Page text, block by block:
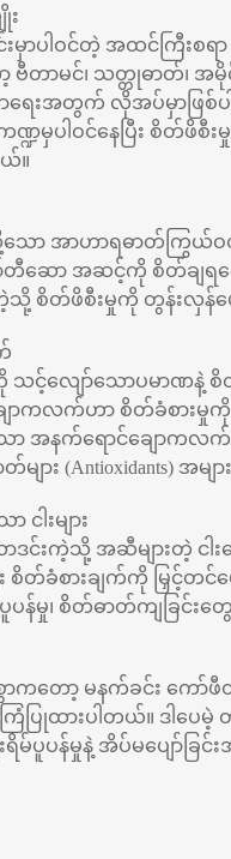
း
၎င်းမှာပါဝင်တဲ့ အထင်ကြီ
ဗီတာမင်၊ သတ္တုဓာတ်၊ အမို
ာ‌ရေးအတွက် လိုအပ်မှာဖြစ်ပ
ဏ္ဍမှပါဝင်နေပြီး စိတ်ဖိ
ယ်။
ော အာဟာရဓာတ်ကြွယ်ဝ
တီဆော အဆင့်ကို စိတ်ချရ
တ်ဖိစီးမှုကို တွန်းလှန်ပေး
င့်လျော်သောပမာဏနဲ့ စိ
ောကလက်ဟာ စိတ်ခံစားမှု
ော အနက်ရောင်ချောကလ
ျား (Antioxidants) အမျ
ငါးများ
ဒင်းကဲ့သို့ အဆီများတဲ့ ငါ
း စိတ်ခံစားချက်ကို မြှင့်တ
ပူပန်မှု၊ စိတ်ဓာတ်ကျခြ
ာကတော့ မနက်ခင်း ကော်
ပြုထားပါတယ်။ ဒါပ
းရိမ်ပူပန်မှုနဲ့ အိပ်မပျော်ခြ